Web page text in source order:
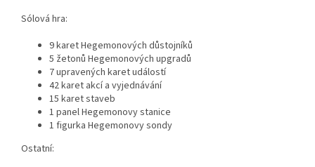
Sólová hra:
9 karet Hegemonových důstojníků
5 žetonů Hegemonových upgradů
7 upravených karet událostí
42 karet akcí a vyjednávání
15 karet staveb
1 panel Hegemonovy stanice
1 figurka Hegemonovy sondy
Ostatní: